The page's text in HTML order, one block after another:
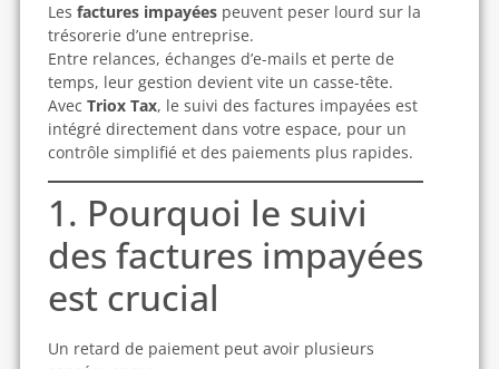
Les factures impayéespeuvent peser lourd sur la
trésorerie d’une entreprise.
Entre relances, échanges d’e-mails et perte de
temps, leur gestion devient vite un casse-tête.
Avec Triox Tax, le suivi des factures impayées est
intégré directement dans votre espace, pour un
contrôle simplifié et des paiements plus rapides.
1. Pourquoi le suivi
des factures impayées
est crucial
Un retard de paiement peut avoir plusieurs